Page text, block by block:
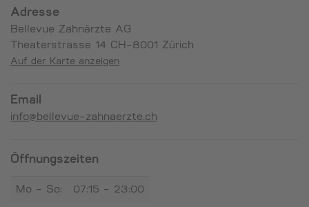
Adresse
Bellevue Zahnärzte AG
Theaterstrasse 14 CH-8001 Zürich
Auf der Karte anzeigen
Email
info@bellevue-zahnaerzte.ch
Öffnungszeiten
Mo - So: 07:15 - 23:00